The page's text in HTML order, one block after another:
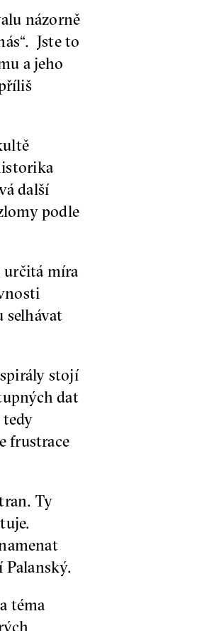
názorně
Jste to
a jeho
další
podle
určitá míra
selhávat
stojí
dat
frustrace
Ty
téma